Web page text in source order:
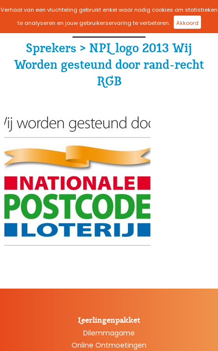
Verhaal van een vluchteling gebruikt enkel waar nodig cookies om statistieken
te analyseren en jouw gebruikerservaring te verbeteren.
Akkoord
menu
Sprekers > NPL logo 2013 Wij
Worden gesteund door rand-recht
RGB
Leerlingenpakket
Dilemmagame
Online Ontmoetingen